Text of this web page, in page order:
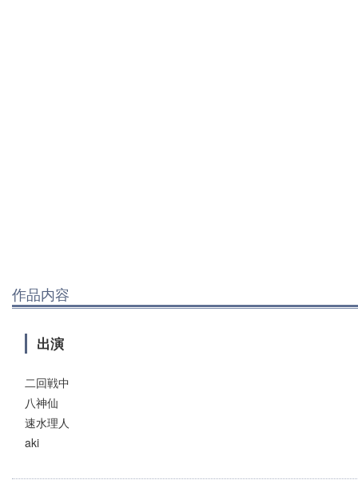
作品内容
出演
二回戦中
八神仙
速水理人
aki